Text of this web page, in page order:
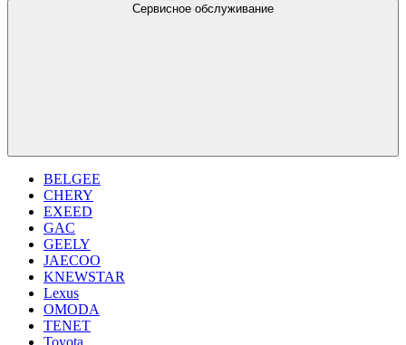
Сервисное обслуживание
BELGEE
CHERY
EXEED
GAC
GEELY
JAECOO
KNEWSTAR
Lexus
OMODA
TENET
Toyota